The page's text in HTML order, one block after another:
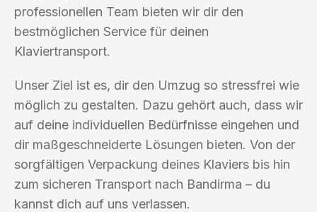
professionellen Team bieten wir dir den
bestmöglichen Service für deinen
Klaviertransport.
Unser Ziel ist es, dir den Umzug so stressfrei wie
möglich zu gestalten. Dazu gehört auch, dass wir
auf deine individuellen Bedürfnisse eingehen und
dir maßgeschneiderte Lösungen bieten. Von der
sorgfältigen Verpackung deines Klaviers bis hin
zum sicheren Transport nach Bandirma – du
kannst dich auf uns verlassen.